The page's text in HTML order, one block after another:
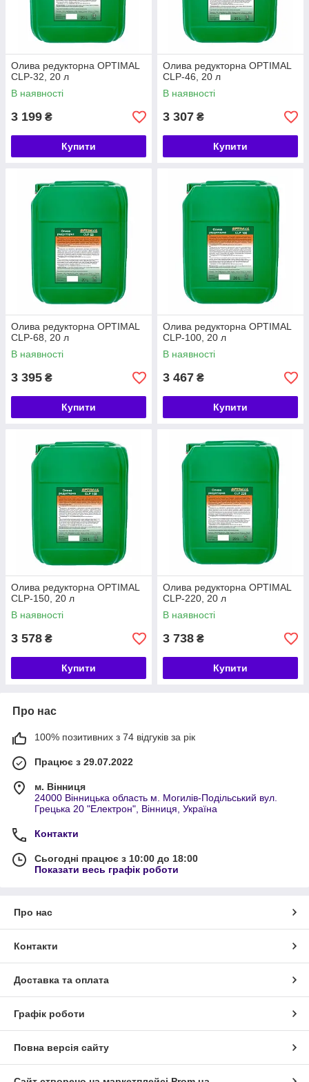
Олива редукторна OPTIMAL
CLP-32, 20 л
В наявності
3 199 ₴
Купити
Олива редукторна OPTIMAL
CLP-46, 20 л
В наявності
3 307 ₴
Купити
Олива редукторна OPTIMAL
CLP-68, 20 л
В наявності
3 395 ₴
Купити
Олива редукторна OPTIMAL
CLP-100, 20 л
В наявності
3 467 ₴
Купити
Олива редукторна OPTIMAL
CLP-150, 20 л
В наявності
3 578 ₴
Купити
Олива редукторна OPTIMAL
CLP-220, 20 л
В наявності
3 738 ₴
Купити
Про нас
100% позитивних з 74 відгуків за рік
Працює з 29.07.2022
м. Вінниця
24000 Вінницька область м. Могилів-Подільський вул.
Грецька 20 "Електрон", Вінниця, Україна
Контакти
Сьогодні працює з 10:00 до 18:00
Показати весь графік роботи
Про нас
Контакти
Доставка та оплата
Графік роботи
Повна версія сайту